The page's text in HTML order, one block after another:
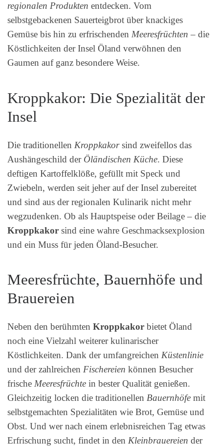
regionalen Produkten entdecken. Vom
selbstgebackenen Sauerteigbrot über knackiges
Gemüse bis hin zu erfrischenden Meeresfrüchten – die
Köstlichkeiten der Insel Öland verwöhnen den
Gaumen auf ganz besondere Weise.
Kroppkakor: Die Spezialität der
Insel
Die traditionellen Kroppkakorsind zweifellos das
Aushängeschild der Öländischen Küche. Diese
deftigen Kartoffelklöße, gefüllt mit Speck und
Zwiebeln, werden seit jeher auf der Insel zubereitet
und sind aus der regionalen Kulinarik nicht mehr
wegzudenken. Ob als Hauptspeise oder Beilage – die
Kroppkakor sind eine wahre Geschmacksexplosion
und ein Muss für jeden Öland-Besucher.
Meeresfrüchte, Bauernhöfe und
Brauereien
Neben den berühmten Kroppkakor bietet Öland
noch eine Vielzahl weiterer kulinarischer
Köstlichkeiten. Dank der umfangreichen Küstenlinie
und der zahlreichen Fischereien können Besucher
frische Meeresfrüchte in bester Qualität genießen.
Gleichzeitig locken die traditionellen Bauernhöfe mit
selbstgemachten Spezialitäten wie Brot, Gemüse und
Obst. Und wer nach einem erlebnisreichen Tag etwas
Erfrischung sucht, findet in den Kleinbrauereien der